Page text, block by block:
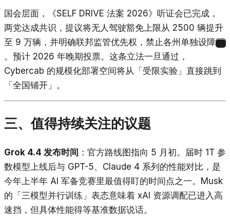
国会层面，《SELF DRIVE 法案 2026》听证会已完成，
两党达成共识，提议将无人驾驶豁免上限从 2500 辆提升
至 9 万辆，并明确联邦监管优先权，禁止各州单独设障
。预计 2026 年晚期投票。这条立法一旦通过，
Cybercab 的规模化部署空间将从「受限实验」直接跳到
「全国铺开」。
三、值得持续关注的议题
Grok 4.4 发布时间 ：官方路线图指向 5 月初。届时 1T 参
数模型上线后与 GPT-5、Claude 4 系列的性能对比，是
今年上半年 AI 军备竞赛里最值得盯的时间点之一。Musk
的「三模型并行训练」表态意味着 xAI 资源调配已进入高
速挡，但具体性能得等基准数据说话。